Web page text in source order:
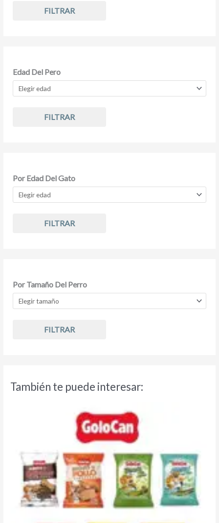
FILTRAR
Edad Del Pero
FILTRAR
Por Edad Del Gato
FILTRAR
Por Tamaño Del Perro
FILTRAR
También te puede interesar: